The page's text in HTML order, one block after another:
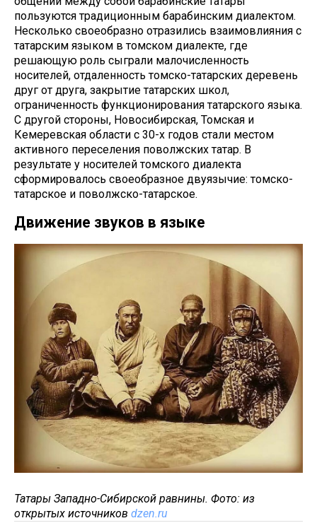
пользуются традиционным барабинским диалектом.
Несколько своеобразно отразились взаимовлияния с
татарским языком в томском диалекте, где
решающую роль сыграли малочисленность
носителей, отдаленность томско-татарских деревень
друг от друга, закрытие татарских школ,
ограниченность функционирования татарского языка.
С другой стороны, Новосибирская, Томская и
Кемеревская области с 30-х годов стали местом
активного переселения поволжских татар. В
результате у носителей томского диалекта
сформировалось своеобразное двуязычие: томско-
татарское и поволжско-татарское.
Движение звуков в языке
Татары Западно-Сибирской равнины. Фото: из
открытых источников dzen.ru